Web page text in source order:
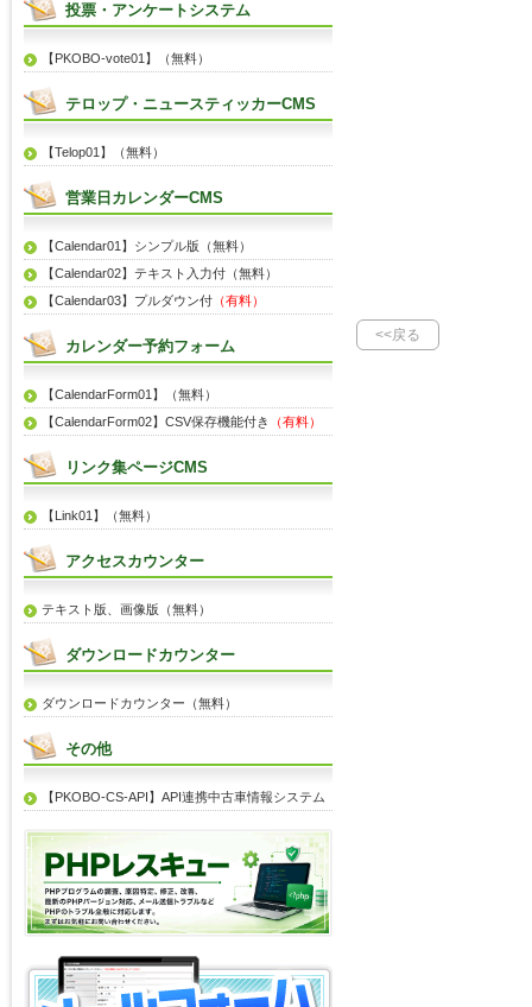
<<戻る
投票・アンケートシステム
【PKOBO-vote01】（無料）
テロップ・ニュースティッカーCMS
【Telop01】（無料）
営業日カレンダーCMS
【Calendar01】シンプル版（無料）
【Calendar02】テキスト入力付（無料）
【Calendar03】プルダウン付 （有料）
カレンダー予約フォーム
【CalendarForm01】（無料）
【CalendarForm02】CSV保存機能付き
（有料）
リンク集ページCMS
【Link01】（無料）
アクセスカウンター
テキスト版、画像版（無料）
ダウンロードカウンター
ダウンロードカウンター（無料）
その他
【PKOBO-CS-API】API連携中古車情報システム